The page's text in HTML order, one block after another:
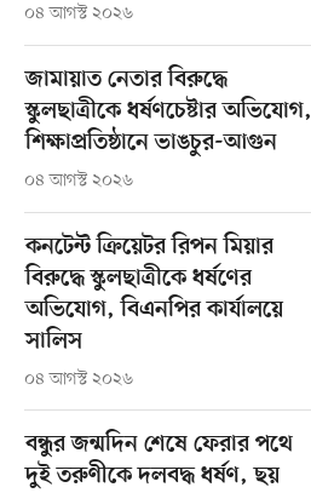
০৪ আগস্ট ২০২৬
জামায়াত নেতার বিরুদ্ধে
স্কুলছাত্রীকে ধর্ষণচেষ্টার অভিযোগ,
শিক্ষাপ্রতিষ্ঠানে ভাঙচুর-আগুন
০৪ আগস্ট ২০২৬
কনটেন্ট ক্রিয়েটর রিপন মিয়ার
বিরুদ্ধে স্কুলছাত্রীকে ধর্ষণের
অভিযোগ, বিএনপির কার্যালয়ে
সালিস
০৪ আগস্ট ২০২৬
বন্ধুর জন্মদিন শেষে ফেরার পথে
দুই তরুণীকে দলবদ্ধ ধর্ষণ, ছয়